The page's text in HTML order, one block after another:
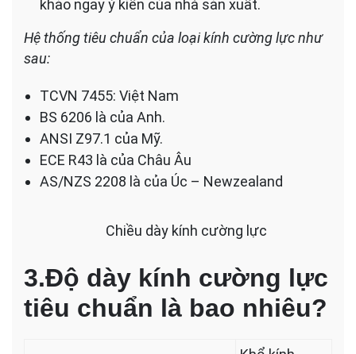
khảo ngay ý kiến của nhà sản xuất.
Hệ thống tiêu chuẩn của loại kính cường lực như
sau:
TCVN 7455: Việt Nam
BS 6206 là của Anh.
ANSI Z97.1 của Mỹ.
ECE R43 là của Châu Âu
AS/NZS 2208 là của Úc – Newzealand
Chiều dày kính cường lực
3.Độ dày kính cường lực
tiêu chuẩn là bao nhiêu?